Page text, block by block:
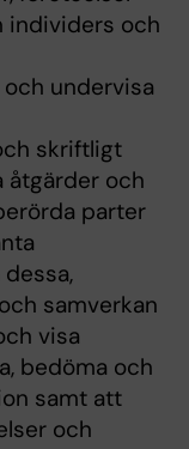
individers och
undervisa
skriftligt
åtgärder och
parter
samverkan
visa
bedöma och
samt att
och